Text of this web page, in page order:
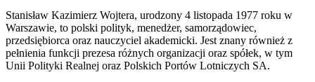
Stanisław Kazimierz Wojtera, urodzony 4 listopada 1977 roku w
Warszawie, to polski polityk, menedżer, samorządowiec,
przedsiębiorca oraz nauczyciel akademicki. Jest znany również z
pełnienia funkcji prezesa różnych organizacji oraz spółek, w tym
Unii Polityki Realnej oraz Polskich Portów Lotniczych SA.